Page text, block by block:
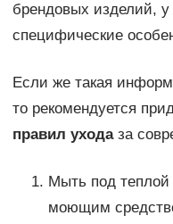
брендовых изделий,
специфические
Если же такая
то рекомендуется
правил уходаза
Мыть под теплой
моющим